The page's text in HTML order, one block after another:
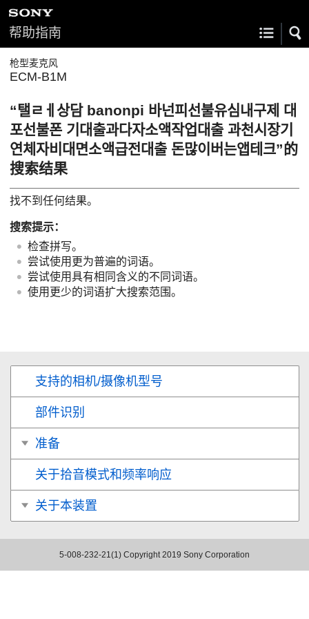
帮助指南
枪型麦克风
ECM-B1M
“탤ㄹㅔ상담 banonpi 바넌피선불유심내구제 대
포선불폰 기대출과다자소액작업대출 과천시장기
연체자비대면소액급전대출 돈많이버는앱테크”的
搜索结果
找不到任何结果。
搜索提示：
检查拼写。
尝试使用更为普遍的词语。
尝试使用具有相同含义的不同词语。
使用更少的词语扩大搜索范围。
支持的相机/摄像机型号
部件识别
准备
关于拾音模式和频率响应
关于本装置
5-008-232-21(1) Copyright 2019 Sony Corporation